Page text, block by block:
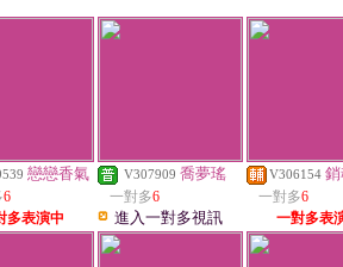
戀戀香氣
6
多表演中
V307909 喬夢瑤
一對多6
進入一對多視訊
V306154
一對多6
一對多表